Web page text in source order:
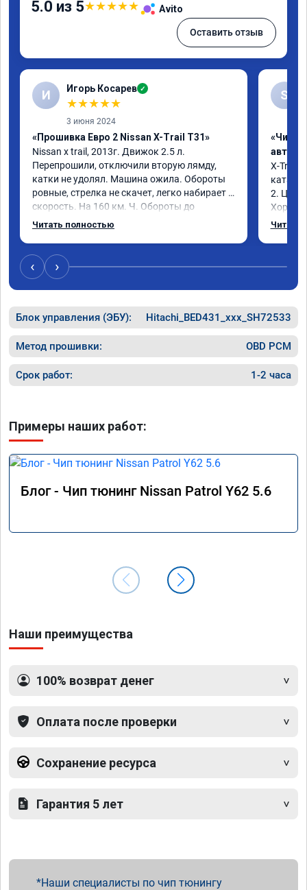
5.0 из 5★★★★★ Avito
Оставить отзыв
И Игорь Косарев ✓
★★★★★
3 июня 2024
«Прошивка Евро 2 Nissan X-Trail T31»
Nissan x trаil, 2013г. Движок 2.5 л.
Перепрошили, отключили вторую лямду,
катки не удолял. Машина ожила. Обороты
ровные, стрелка не скачет, легко набирает
скорость. На 160 км. Ч. Обороты до
3000.расход тот-же без изменения 12л.
Читать полностью
S
«Чип
X-Trail
2. Цена
Читать
‹ ›
Блок управления (ЭБУ): Hitachi_BED431_xxx_SH72533
Метод прошивки: OBD PCM
Срок работ: 1-2 часа
Примеры наших работ:
Блог - Чип тюнинг Nissan Patrol Y62 5.6
Наши преимущества
100% возврат денег
Оплата после проверки
Сохранение ресурса
Гарантия 5 лет
Наши специалисты по чип тюнингу